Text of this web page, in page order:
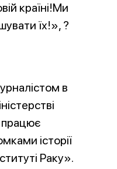
країні!Ми
їх!», ?
в
працює
історії
Раку».